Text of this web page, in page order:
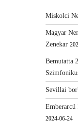
Miskolci
Magyar
Zenekar
Bemutatta
Sevillai
Emberarcú
2024-06-24